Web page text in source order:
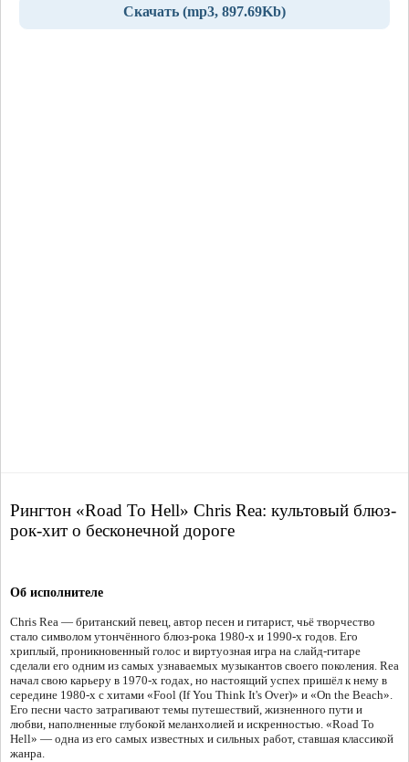
Скачать (mp3, 897.69Kb)
Рингтон «Road To Hell» Chris Rea: культовый блюз-
рок-хит о бесконечной дороге
Об исполнителе
Chris Rea — британский певец, автор песен и гитарист, чьё творчество
стало символом утончённого блюз-рока 1980-х и 1990-х годов. Его
хриплый, проникновенный голос и виртуозная игра на слайд-гитаре
сделали его одним из самых узнаваемых музыкантов своего поколения. Rea
начал свою карьеру в 1970-х годах, но настоящий успех пришёл к нему в
середине 1980-х с хитами «Fool (If You Think It's Over)» и «On the Beach».
Его песни часто затрагивают темы путешествий, жизненного пути и
любви, наполненные глубокой меланхолией и искренностью. «Road To
Hell» — одна из его самых известных и сильных работ, ставшая классикой
жанра.